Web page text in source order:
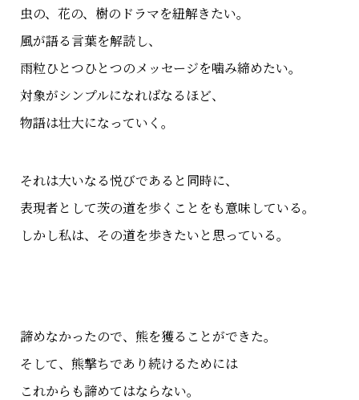
虫の、花の、樹のドラマを紐解きたい。
風が語る言葉を解読し、
雨粒ひとつひとつのメッセージを噛み締めたい。
対象がシンプルになればなるほど、
物語は壮大になっていく。
それは大いなる悦びであると同時に、
表現者として茨の道を歩くことをも意味している。
しかし私は、その道を歩きたいと思っている。
諦めなかったので、熊を獲ることができた。
そして、熊撃ちであり続けるためには
これからも諦めてはならない。